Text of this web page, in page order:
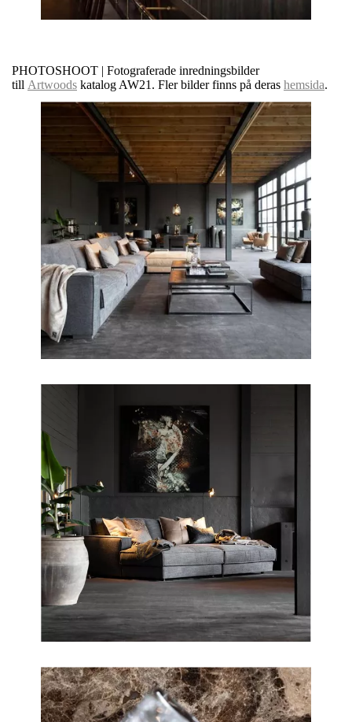
PHOTOSHOOT | Fotograferade inredningsbilder
till Artwoods katalog AW21. Fler bilder finns på deras hemsida.